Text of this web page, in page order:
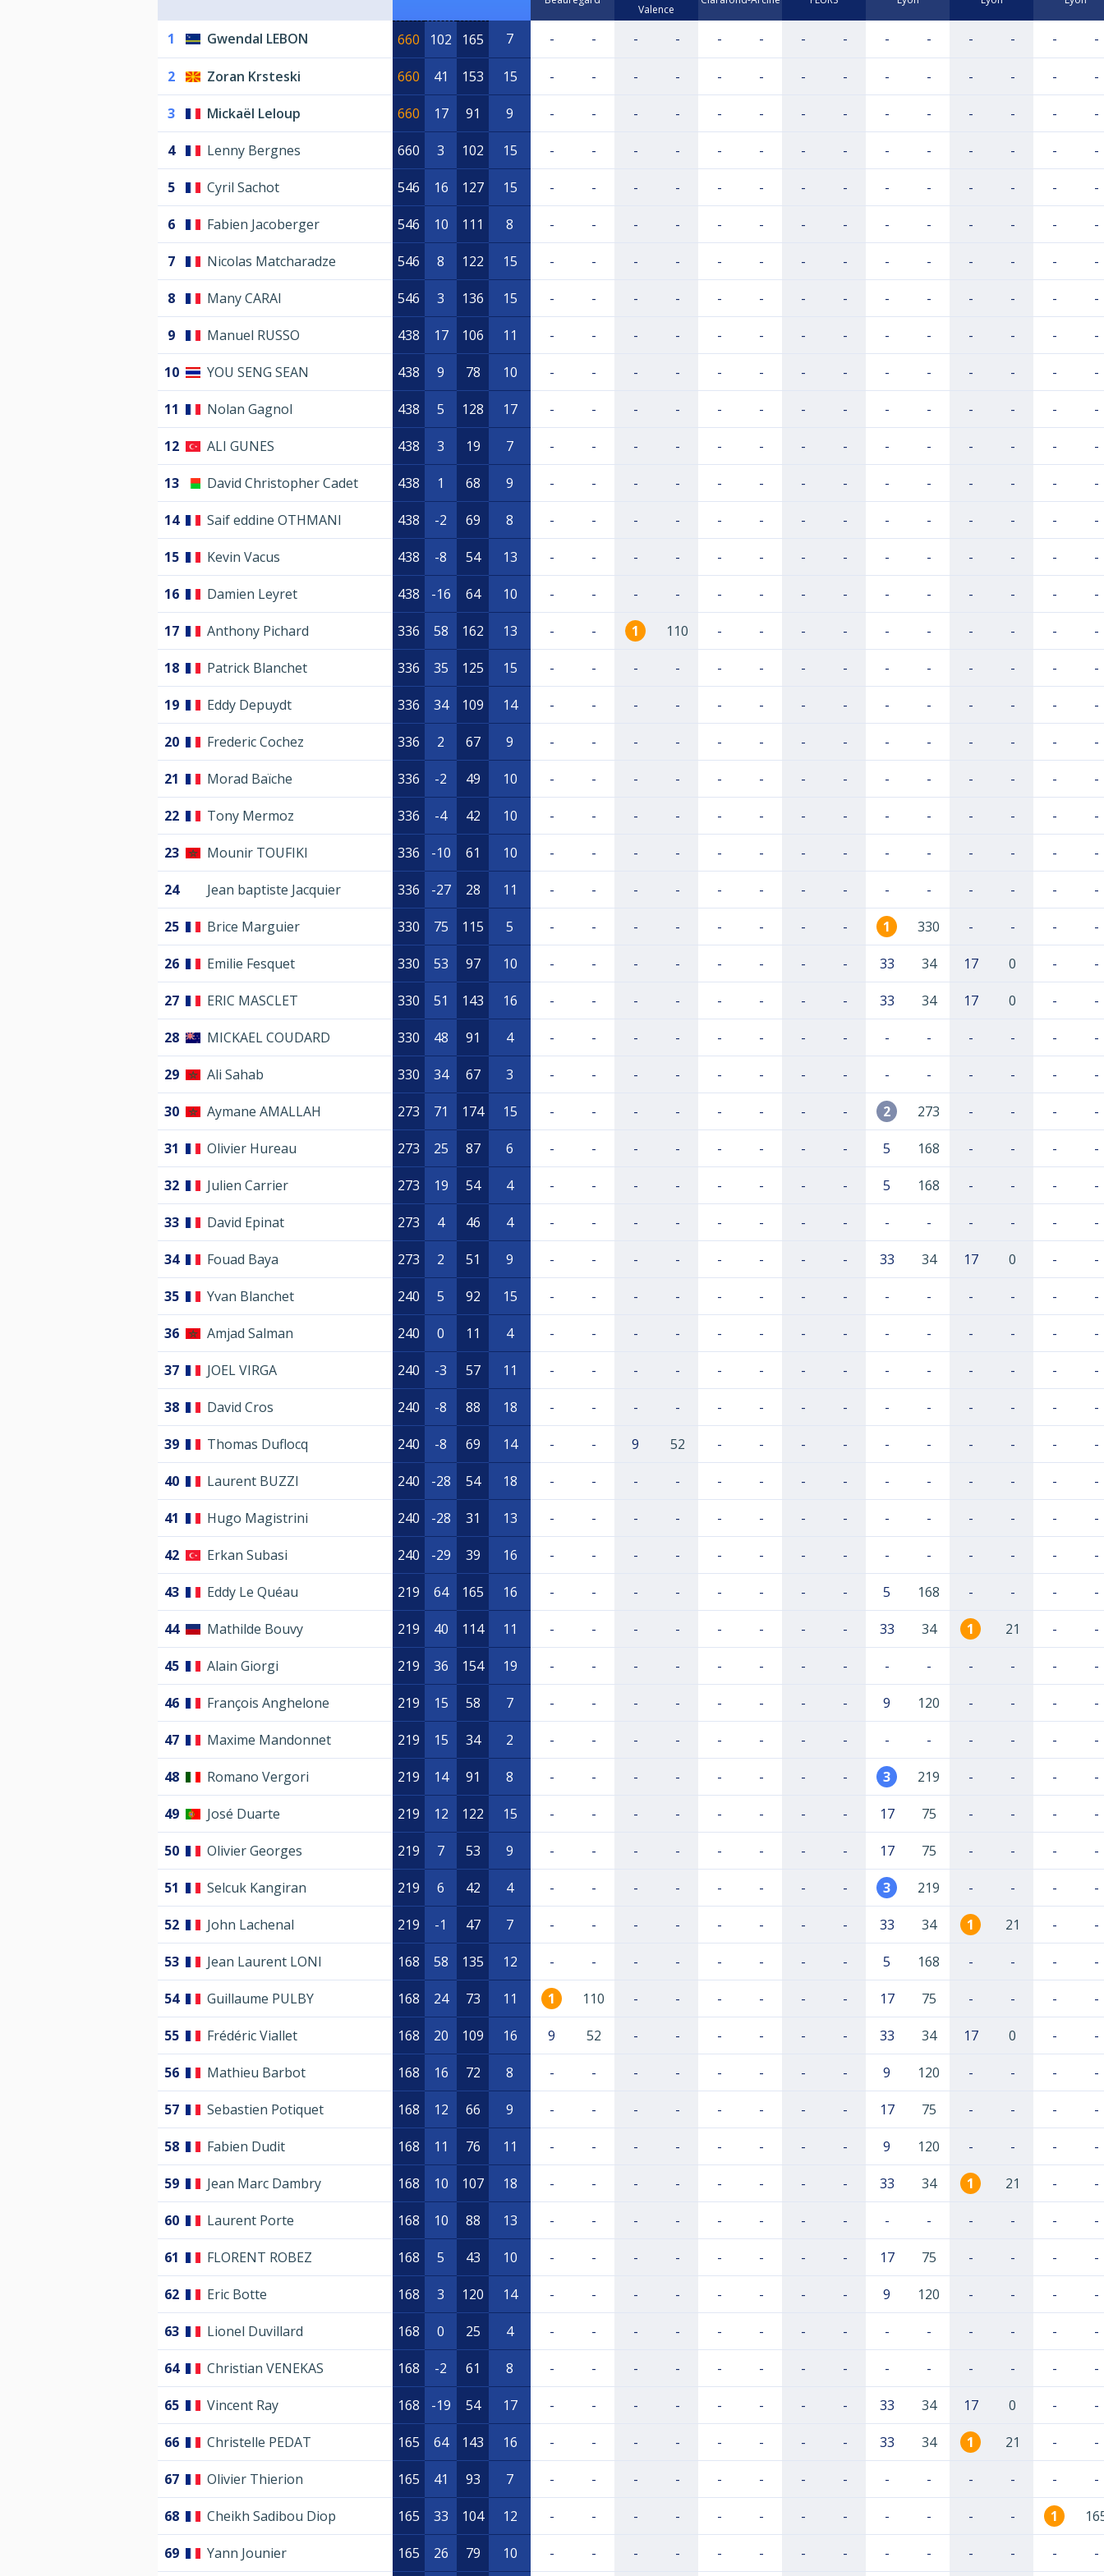
Valence
1 Gwendal LEBON 660 102 165 7 - - - - - - - - - - - - - -
2 Zoran Krsteski 660 41 153 15 - - - - - - - - - - - - - -
3 Mickaël Leloup 660 17 91 9 - - - - - - - - - - - - - -
4 Lenny Bergnes 660 3 102 15 - - - - - - - - - - - - - -
5 Cyril Sachot 546 16 127 15 - - - - - - - - - - - - - -
6 Fabien Jacoberger 546 10 111 8 - - - - - - - - - - - - - -
7 Nicolas Matcharadze 546 8 122 15 - - - - - - - - - - - - - -
8 Many CARAI 546 3 136 15 - - - - - - - - - - - - - -
9 Manuel RUSSO 438 17 106 11 - - - - - - - - - - - - - -
10 YOU SENG SEAN 438 9 78 10 - - - - - - - - - - - - - -
11 Nolan Gagnol 438 5 128 17 - - - - - - - - - - - - - -
12 ALI GUNES 438 3 19 7 - - - - - - - - - - - - - -
13 David Christopher Cadet 438 1 68 9 - - - - - - - - - - - - - -
14 Saif eddine OTHMANI 438 -2 69 8 - - - - - - - - - - - - - -
15 Kevin Vacus 438 -8 54 13 - - - - - - - - - - - - - -
16 Damien Leyret 438 -16 64 10 - - - - - - - - - - - - - -
17 Anthony Pichard 336 58 162 13 - - 1 110 - - - - - - - - - -
18 Patrick Blanchet 336 35 125 15 - - - - - - - - - - - - - -
19 Eddy Depuydt 336 34 109 14 - - - - - - - - - - - - - -
20 Frederic Cochez 336 2 67 9 - - - - - - - - - - - - - -
21 Morad Baïche 336 -2 49 10 - - - - - - - - - - - - - -
22 Tony Mermoz 336 -4 42 10 - - - - - - - - - - - - - -
23 Mounir TOUFIKI 336 -10 61 10 - - - - - - - - - - - - - -
24 Jean baptiste Jacquier 336 -27 28 11 - - - - - - - - - - - - - -
25 Brice Marguier 330 75 115 5 - - - - - - - - 1 330 - - - -
26 Emilie Fesquet 330 53 97 10 - - - - - - - - 33 34 17 0 - -
27 ERIC MASCLET 330 51 143 16 - - - - - - - - 33 34 17 0 - -
28 MICKAEL COUDARD 330 48 91 4 - - - - - - - - - - - - - -
29 Ali Sahab 330 34 67 3 - - - - - - - - - - - - - -
30 Aymane AMALLAH 273 71 174 15 - - - - - - - - 2 273 - - - -
31 Olivier Hureau 273 25 87 6 - - - - - - - - 5 168 - - - -
32 Julien Carrier 273 19 54 4 - - - - - - - - 5 168 - - - -
33 David Epinat 273 4 46 4 - - - - - - - - - - - - - -
34 Fouad Baya 273 2 51 9 - - - - - - - - 33 34 17 0 - -
35 Yvan Blanchet 240 5 92 15 - - - - - - - - - - - - - -
36 Amjad Salman 240 0 11 4 - - - - - - - - - - - - - -
37 JOEL VIRGA 240 -3 57 11 - - - - - - - - - - - - - -
38 David Cros 240 -8 88 18 - - - - - - - - - - - - - -
39 Thomas Duflocq 240 -8 69 14 - - 9 52 - - - - - - - - - -
40 Laurent BUZZI 240 -28 54 18 - - - - - - - - - - - - - -
41 Hugo Magistrini 240 -28 31 13 - - - - - - - - - - - - - -
42 Erkan Subasi 240 -29 39 16 - - - - - - - - - - - - - -
43 Eddy Le Quéau 219 64 165 16 - - - - - - - - 5 168 - - - -
44 Mathilde Bouvy 219 40 114 11 - - - - - - - - 33 34 1 21 - -
45 Alain Giorgi 219 36 154 19 - - - - - - - - - - - - - -
46 François Anghelone 219 15 58 7 - - - - - - - - 9 120 - - - -
47 Maxime Mandonnet 219 15 34 2 - - - - - - - - - - - - - -
48 Romano Vergori 219 14 91 8 - - - - - - - - 3 219 - - - -
49 José Duarte 219 12 122 15 - - - - - - - - 17 75 - - - -
50 Olivier Georges 219 7 53 9 - - - - - - - - 17 75 - - - -
51 Selcuk Kangiran 219 6 42 4 - - - - - - - - 3 219 - - - -
52 John Lachenal 219 -1 47 7 - - - - - - - - 33 34 1 21 - -
53 Jean Laurent LONI 168 58 135 12 - - - - - - - - 5 168 - - - -
54 Guillaume PULBY 168 24 73 11 1 110 - - - - - - 17 75 - - - -
55 Frédéric Viallet 168 20 109 16 9 52 - - - - - - 33 34 17 0 - -
56 Mathieu Barbot 168 16 72 8 - - - - - - - - 9 120 - - - -
57 Sebastien Potiquet 168 12 66 9 - - - - - - - - 17 75 - - - -
58 Fabien Dudit 168 11 76 11 - - - - - - - - 9 120 - - - -
59 Jean Marc Dambry 168 10 107 18 - - - - - - - - 33 34 1 21 - -
60 Laurent Porte 168 10 88 13 - - - - - - - - - - - - - -
61 FLORENT ROBEZ 168 5 43 10 - - - - - - - - 17 75 - - - -
62 Eric Botte 168 3 120 14 - - - - - - - - 9 120 - - - -
63 Lionel Duvillard 168 0 25 4 - - - - - - - - - - - - - -
64 Christian VENEKAS 168 -2 61 8 - - - - - - - - - - - - - -
65 Vincent Ray 168 -19 54 17 - - - - - - - - 33 34 17 0 - -
66 Christelle PEDAT 165 64 143 16 - - - - - - - - 33 34 1 21 - -
67 Olivier Thierion 165 41 93 7 - - - - - - - - - - - - - -
68 Cheikh Sadibou Diop 165 33 104 12 - - - - - - - - - - - - 1
69 Yann Jounier 165 26 79 10 - - - - - - - - - - - - - -